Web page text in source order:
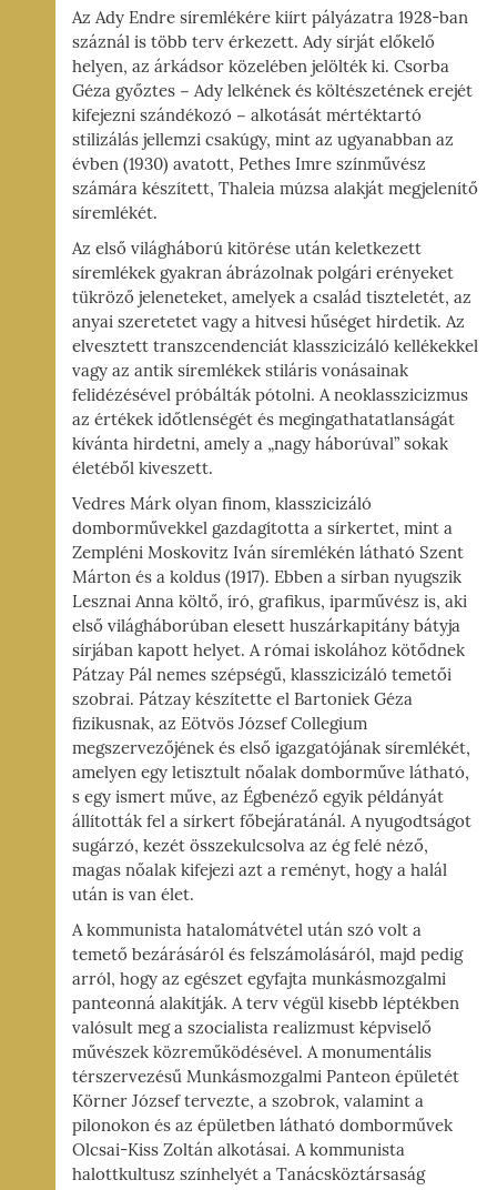
Az Ady Endre síremlékére kiírt pályázatra 1928-ban
száznál is több terv érkezett. Ady sírját előkelő
helyen, az árkádsor közelében jelölték ki. Csorba
Géza győztes − Ady lelkének és költészetének erejét
kifejezni szándékozó − alkotását mértéktartó
stilizálás jellemzi csakúgy, mint az ugyanabban az
évben (1930) avatott, Pethes Imre színművész
számára készített, Thaleia múzsa alakját megjelenítő
síremlékét.
Az első világháború kitörése után keletkezett
síremlékek gyakran ábrázolnak polgári erényeket
tükröző jeleneteket, amelyek a család tiszteletét, az
anyai szeretetet vagy a hitvesi hűséget hirdetik. Az
elvesztett transzcendenciát klasszicizáló kellékekkel
vagy az antik síremlékek stiláris vonásainak
felidézésével próbálták pótolni. A neoklasszicizmus
az értékek időtlenségét és megingathatatlanságát
kívánta hirdetni, amely a „nagy háborúval” sokak
életéből kiveszett.
Vedres Márk olyan finom, klasszicizáló
domborművekkel gazdagította a sírkertet, mint a
Zempléni Moskovitz Iván síremlékén látható Szent
Márton és a koldus (1917). Ebben a sírban nyugszik
Lesznai Anna költő, író, grafikus, iparművész is, aki
első világháborúban elesett huszárkapitány bátyja
sírjában kapott helyet. A római iskolához kötődnek
Pátzay Pál nemes szépségű, klasszicizáló temetői
szobrai. Pátzay készítette el Bartoniek Géza
fizikusnak, az Eötvös József Collegium
megszervezőjének és első igazgatójának síremlékét,
amelyen egy letisztult nőalak domborműve látható,
s egy ismert műve, az Égbenéző egyik példányát
állították fel a sírkert főbejáratánál. A nyugodtságot
sugárzó, kezét összekulcsolva az ég felé néző,
magas nőalak kifejezi azt a reményt, hogy a halál
után is van élet.
A kommunista hatalomátvétel után szó volt a
temető bezárásáról és felszámolásáról, majd pedig
arról, hogy az egészet egyfajta munkásmozgalmi
panteonná alakítják. A terv végül kisebb léptékben
valósult meg a szocialista realizmust képviselő
művészek közreműködésével. A monumentális
térszervezésű Munkásmozgalmi Panteon épületét
Körner József tervezte, a szobrok, valamint a
pilonokon és az épületben látható domborművek
Olcsai-Kiss Zoltán alkotásai. A kommunista
halottkultusz színhelyét a Tanácsköztársaság